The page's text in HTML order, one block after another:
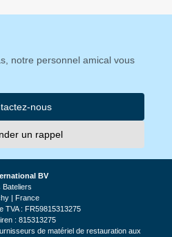
notre personnel amical vous
nous
un rappel
BV
Bateliers
| France
TVA : FR59815313275
: 815313275
de matériel de restauration aux